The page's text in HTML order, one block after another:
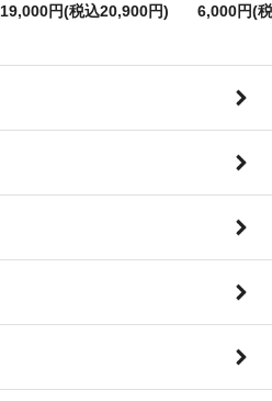
19,000円(税込20,900円) 6,000円(